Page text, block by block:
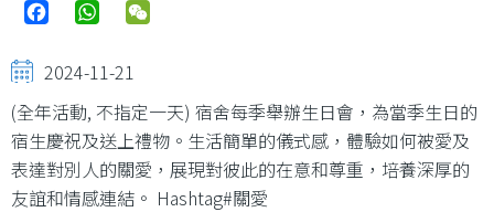
FacebookWhatsApp
2024-11-21
(全年活動, 不指定一天) 宿舍每季舉辦生日會，為當季生日的
宿生慶祝及送上禮物。生活簡單的儀式感，體驗如何被愛及
表達對別人的關愛，展現對彼此的在意和尊重，培養深厚的
友誼和情感連結。 Hashtag#關愛